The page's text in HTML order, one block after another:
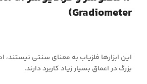
Gradiometer)
این ابزارها فلزیاب به معنای سنتی
بزرگ در اعماق بسیار زیاد کاربرد دارند.